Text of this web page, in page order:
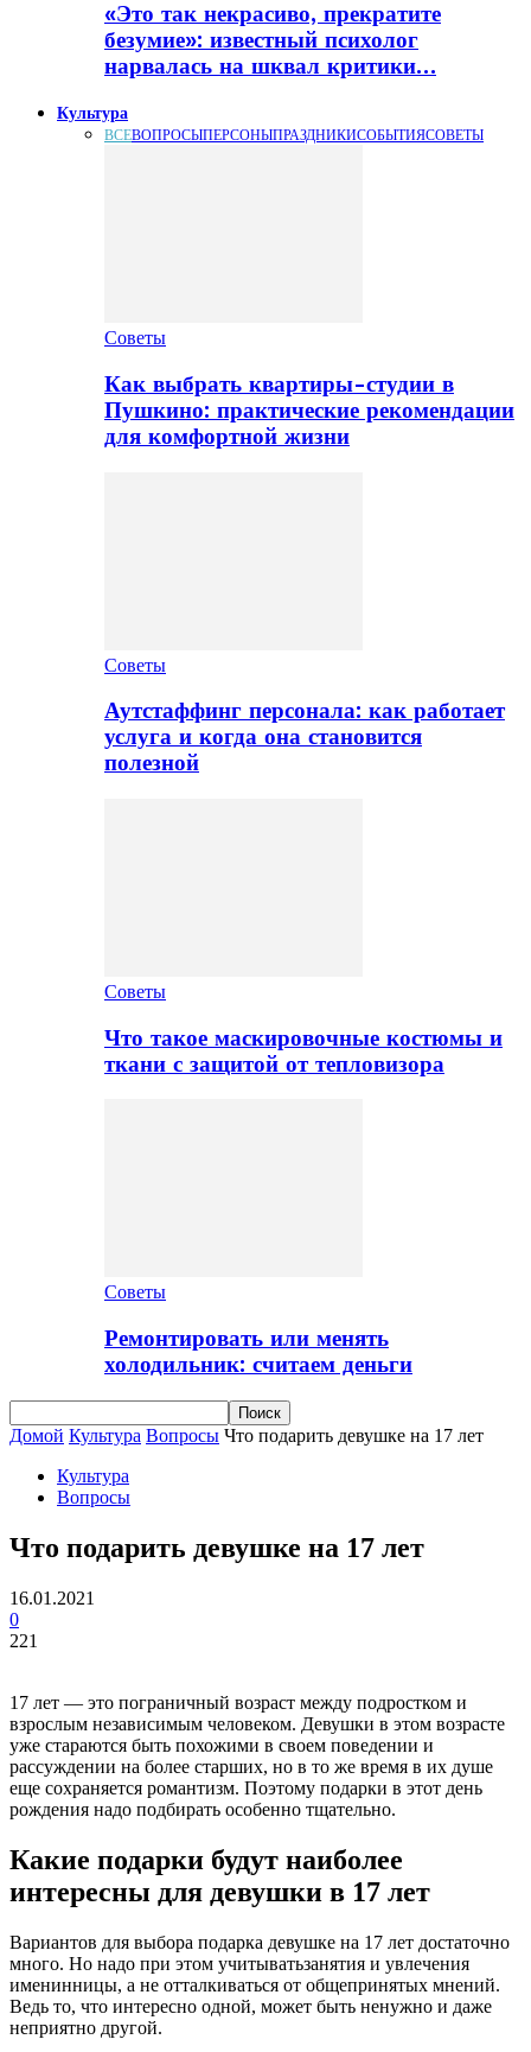
«Это так некрасиво, прекратите
безумие»: известный психолог
нарвалась на шквал критики…
Культура
ВСЕВОПРОСЫПЕРСОНЫПРАЗДНИКИСОБЫТИЯСОВЕТЫ
Советы
Как выбрать квартиры-студии в
Пушкино: практические рекомендации
для комфортной жизни
Советы
Аутстаффинг персонала: как работает
услуга и когда она становится
полезной
Советы
Что такое маскировочные костюмы и
ткани с защитой от тепловизора
Советы
Ремонтировать или менять
холодильник: считаем деньги
Домой Культура Вопросы Что подарить девушке на 17 лет
Культура
Вопросы
Что подарить девушке на 17 лет
16.01.2021
0
221
17 лет — это пограничный возраст между подростком и
взрослым независимым человеком. Девушки в этом возрасте
уже стараются быть похожими в своем поведении и
рассуждении на более старших, но в то же время в их душе
еще сохраняется романтизм. Поэтому подарки в этот день
рождения надо подбирать особенно тщательно.
Какие подарки будут наиболее
интересны для девушки в 17 лет
Вариантов для выбора подарка девушке на 17 лет достаточно
много. Но надо при этом учитыватьзанятия и увлечения
именинницы, а не отталкиваться от общепринятых мнений.
Ведь то, что интересно одной, может быть ненужно и даже
неприятно другой.